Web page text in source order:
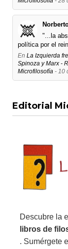
"...la
política por el
En La Izquierda
Spinoza y Marx -
Microfilosofía - 10
Editorial
Descubre la
libros de
. Sumérgete